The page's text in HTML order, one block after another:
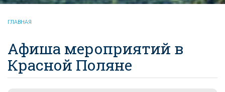
ГЛАВНАЯ
Афиша мероприятий в
Красной Поляне